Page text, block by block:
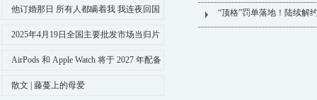
他订婚那日 所有人都瞒着我 我连夜回国
他正牵着未婚妻礼敬四方
2025年4月19日全国主要批发市场当归片
(片形大、片形好、没有掺入股子片的)价格
AirPods 和 Apple Watch 将于 2027 年配备
微型 AI 摄像头
散文 | 藤蔓上的母爱
“顶格”罚单落地！陆续解